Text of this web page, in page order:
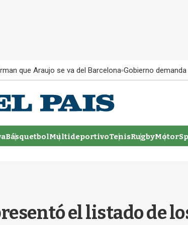
que Araujo se va del Barcelona Gobierno
BásquetbolMultideportivoTenisRugby
el listado de